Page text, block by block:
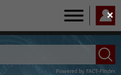
Main
navigation
Powered by FACT-Finder